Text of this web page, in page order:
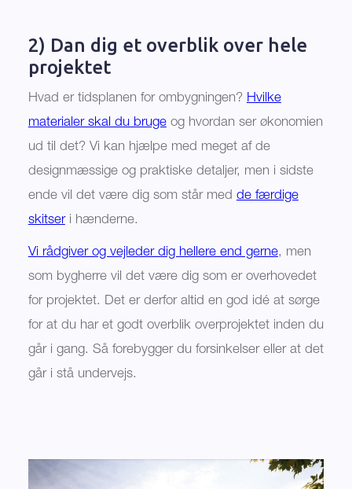
2) Dan dig et overblik over hele
projektet
Hvad er tidsplanen for ombygningen? Hvilke
materialer skal du brugeog hvordan ser økonomien
ud til det? Vi kan hjælpe med meget af de
designmæssige og praktiske detaljer, men i sidste
ende vil det være dig som står med de færdige
skitseri hænderne.
Vi rådgiver og vejleder dig hellere end gerne, men
som bygherre vil det være dig som er overhovedet
for projektet. Det er derfor altid en god idé at sørge
for at du har et godt overblik overprojektet inden du
går i gang. Så forebygger du forsinkelser eller at det
går i stå undervejs.